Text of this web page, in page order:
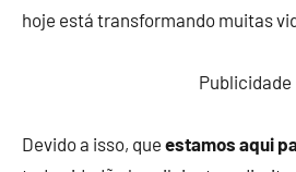
hoje está transformando muitas
Publicidade
Devido a isso, que estamos aqui